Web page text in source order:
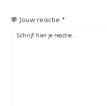
💬 Jouw reactie *